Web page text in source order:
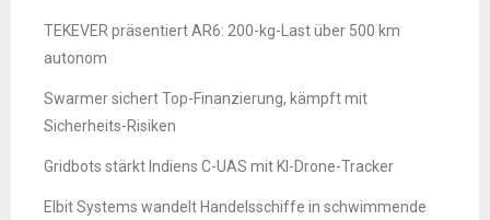
TEKEVER präsentiert AR6: 200-kg-Last über 500 km
autonom
Swarmer sichert Top-Finanzierung, kämpft mit
Sicherheits-Risiken
Gridbots stärkt Indiens C-UAS mit KI-Drone-Tracker
Elbit Systems wandelt Handelsschiffe in schwimmende